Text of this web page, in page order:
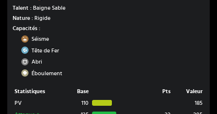
Talent : Baigne Sable
Nature : Rigide
Capacités :
SolSéisme
Acier
Tête de Fer
Normal
Abri
Roche
Éboulement
Statistiques Base Pts
Valeur
PV
110
185